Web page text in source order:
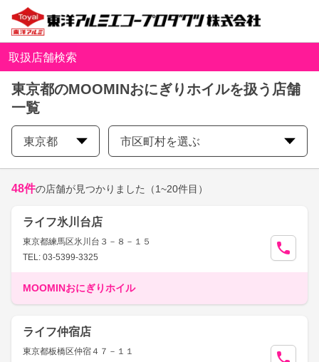
取扱店舗検索
東京都のMOOMINおにぎりホイルを扱う店舗
一覧
東京都 市区町村を選ぶ
48件の店舗が見つかりました （1~20件目）
ライフ氷川台店
東京都練馬区氷川台３－８－１５
TEL: 03-5399-3325
MOOMINおにぎりホイル
ライフ仲宿店
東京都板橋区仲宿４７－１１